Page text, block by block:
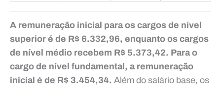
A remuneração inicial para os cargos de nível
superior é de R$ 6.332,96, enquanto os cargos
de nível médio recebem R$ 5.373,42. Para o
cargo de nível fundamental, a remuneração
inicial é de R$ 3.454,34. Além do salário base, os